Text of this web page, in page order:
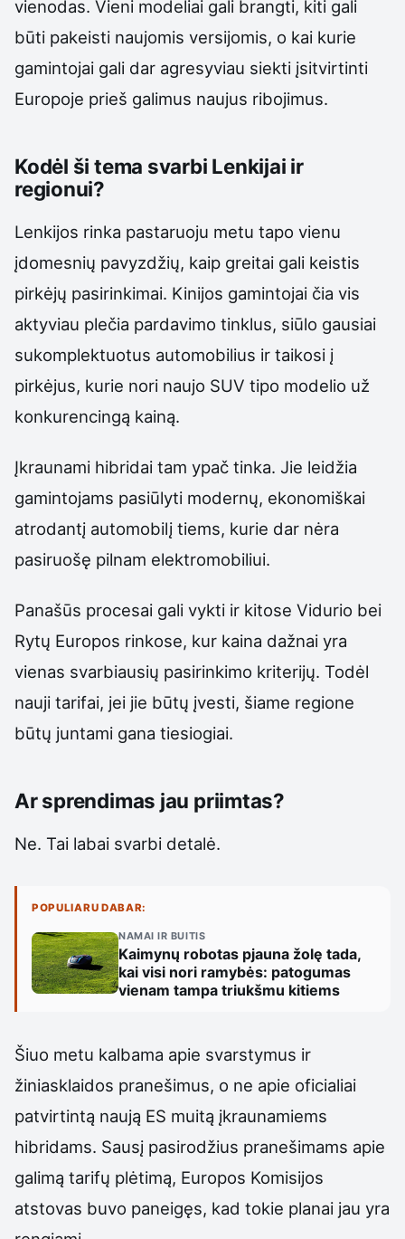
vienodas. Vieni modeliai gali brangti, kiti gali
būti pakeisti naujomis versijomis, o kai kurie
gamintojai gali dar agresyviau siekti įsitvirtinti
Europoje prieš galimus naujus ribojimus.
Kodėl ši tema svarbi Lenkijai ir
regionui?
Lenkijos rinka pastaruoju metu tapo vienu
įdomesnių pavyzdžių, kaip greitai gali keistis
pirkėjų pasirinkimai. Kinijos gamintojai čia vis
aktyviau plečia pardavimo tinklus, siūlo gausiai
sukomplektuotus automobilius ir taikosi į
pirkėjus, kurie nori naujo SUV tipo modelio už
konkurencingą kainą.
Įkraunami hibridai tam ypač tinka. Jie leidžia
gamintojams pasiūlyti modernų, ekonomiškai
atrodantį automobilį tiems, kurie dar nėra
pasiruošę pilnam elektromobiliui.
Panašūs procesai gali vykti ir kitose Vidurio bei
Rytų Europos rinkose, kur kaina dažnai yra
vienas svarbiausių pasirinkimo kriterijų. Todėl
nauji tarifai, jei jie būtų įvesti, šiame regione
būtų juntami gana tiesiogiai.
Ar sprendimas jau priimtas?
Ne. Tai labai svarbi detalė.
POPULIARU DABAR:
NAMAI IR BUITIS
Kaimynų robotas pjauna žolę tada,
kai visi nori ramybės: patogumas
vienam tampa triukšmu kitiems
Šiuo metu kalbama apie svarstymus ir
žiniasklaidos pranešimus, o ne apie oficialiai
patvirtintą naują ES muitą įkraunamiems
hibridams. Sausį pasirodžius pranešimams apie
galimą tarifų plėtimą, Europos Komisijos
atstovas buvo paneigęs, kad tokie planai jau yra